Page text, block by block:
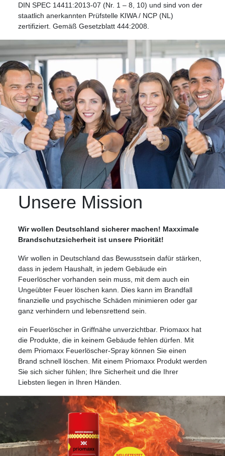
DIN SPEC 14411:2013-07 (Nr. 1 – 8, 10) und sind von der
staatlich anerkannten Prüfstelle KIWA / NCP (NL)
zertifiziert. Gemäß Gesetzblatt 444:2008.
Unsere Mission
Wir wollen Deutschland sicherer machen! Maxximale
Brandschutzsicherheit ist unsere Priorität!
Wir wollen in Deutschland das Bewusstsein dafür stärken,
dass in jedem Haushalt, in jedem Gebäude ein
Feuerlöscher vorhanden sein muss, mit dem auch ein
Ungeübter Feuer löschen kann. Dies kann im Brandfall
finanzielle und psychische Schäden minimieren oder gar
ganz verhindern und lebensrettend sein.
ein Feuerlöscher in Griffnähe unverzichtbar. Priomaxx hat
die Produkte, die in keinem Gebäude fehlen dürfen. Mit
dem Priomaxx Feuerlöscher-Spray können Sie einen
Brand schnell löschen. Mit einem Priomaxx Produkt werden
Sie sich sicher fühlen; Ihre Sicherheit und die Ihrer
Liebsten liegen in Ihren Händen.